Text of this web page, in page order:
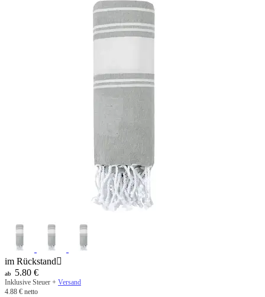
im Rückstand
ab 5.80 €
Inklusive Steuer + Versand
4.88 € netto